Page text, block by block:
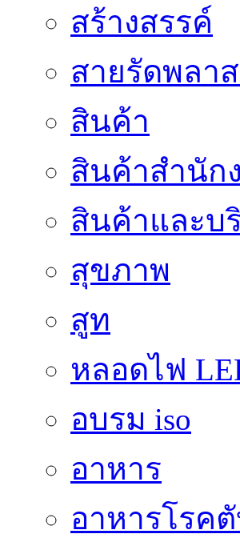
สร้างสรรค์
สายรัดพลา
สินค้า
สินค้าสํานัก
สินค้าและบ
สุขภาพ
สูท
หลอดไฟ
อบรม iso
อาหาร
อาหารโรค